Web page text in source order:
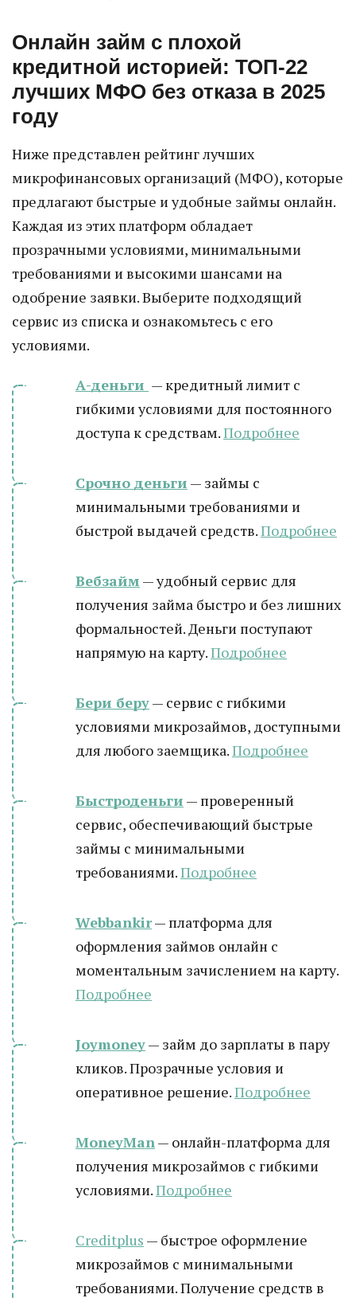
Онлайн займ с плохой
кредитной историей: ТОП-22
лучших МФО без отказа в 2025
году
Ниже представлен рейтинг лучших
микрофинансовых организаций (МФО), которые
предлагают быстрые и удобные займы онлайн.
Каждая из этих платформ обладает
прозрачными условиями, минимальными
требованиями и высокими шансами на
одобрение заявки. Выберите подходящий
сервис из списка и ознакомьтесь с его
условиями.
А-деньги — кредитный лимит с
гибкими условиями для постоянного
доступа к средствам.Подробнее
Срочно деньги — займы с
минимальными требованиями и
быстрой выдачей средств.Подробнее
Вебзайм — удобный сервис для
получения займа быстро и без лишних
формальностей. Деньги поступают
напрямую на карту.Подробнее
Бери беру— сервис с гибкими
условиями микрозаймов, доступными
для любого заемщика.Подробнее
Быстроденьги — проверенный
сервис, обеспечивающий быстрые
займы с минимальными
требованиями.Подробнее
Webbankir— платформа для
оформления займов онлайн с
моментальным зачислением на карту.
Подробнее
Joymoney— займ до зарплаты в пару
кликов. Прозрачные условия и
оперативное решение.Подробнее
MoneyMan— онлайн-платформа для
получения микрозаймов с гибкими
условиями.Подробнее
Creditplus — быстрое оформление
микрозаймов с минимальными
требованиями. Получение средств в